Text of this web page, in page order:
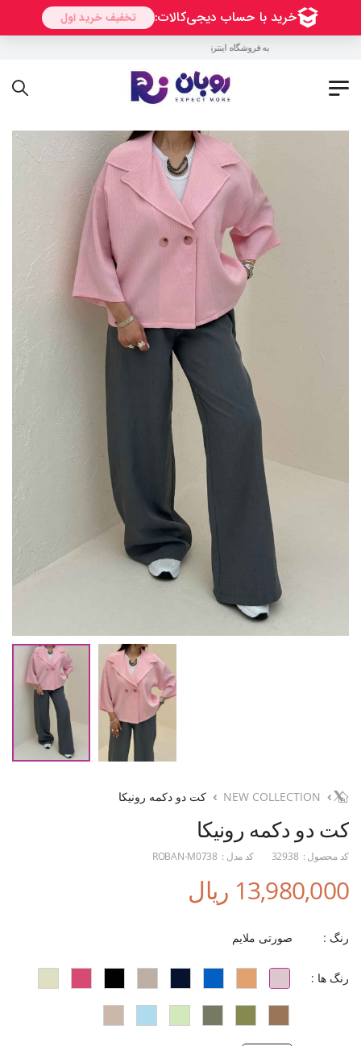
به فروشگاه اینترنتی روبان خوش آمدید !
NEW COLLECTION کت دو دکمه رونیکا
کت دو دکمه رونیکا
کد محصول : 32938 کد مدل : ROBAN-M0738
13,980,000 ریال
رنگ : صورتی ملایم
رنگ ها :